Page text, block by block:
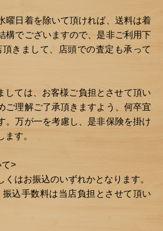
日着を除いて頂ければ、送料は着
構でございますので、是非ご利用下
きまして、店頭での査定も承って
ては、お客様ご負担とさせて頂い
ご理解ご了承頂きますよう、何卒宜
。万が一を考慮し、是非保険を掛け
す。
>
はお振込のいずれかとなります。
込手数料は当店負担とさせて頂い